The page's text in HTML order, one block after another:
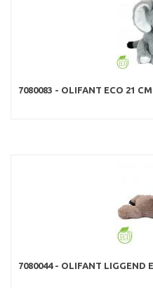
7080083 - OLIFANT ECO 21 CM
7080044 - OLIFANT LIGGEND